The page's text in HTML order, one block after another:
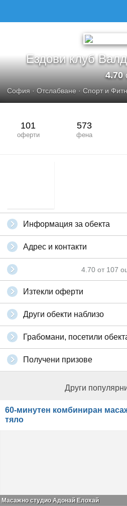
Ездови клуб
4.70
София · Отслабване · Спорт и
101
оферти
573
фена
Информация за обекта
Адрес и контакти
4.70 от 107
Изтекли оферти
Други обекти наблизо
Грабомани, посетили
Получени призове
Други
60-минутен комбиниран
тяло
Масажно студио Адонай Елохай